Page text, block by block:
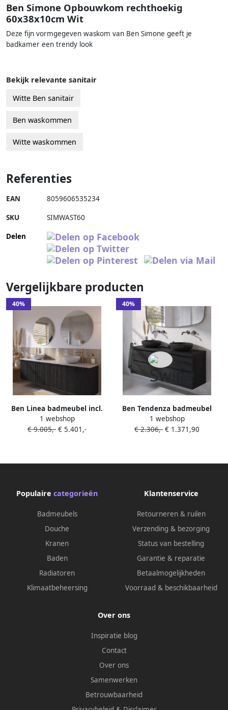
Ben Simone Opbouwkom rechthoekig
60x38x10cm Wit
Deze fijn vormgegeven waskom van Ben Simone geeft je
badkamer een trendy look
Bekijk relevante sanitair
Witte Ben sanitair
Ben waskommen
Witte waskommen
Referenties
EAN 8059606535234
SKU SIMWAST60
Delen
Vergelijkbare producten
40%
Ben Linea badmeubel incl.
mat witte solid surface
waskommen 200x45x71cm
1 webshop
€ 9.005,- € 5.401,-
40%
Ben Tendenza badmeubel
incl. harstenen zwarte RVSe
waskommen 141x46x76cm
1 webshop
€ 2.306,- € 1.371,90
Populaire categorieën
Badmeubels
Douche
Kranen
Baden
Radiatoren
Klimaatbeheersing
Klantenservice
Retourneren & ruilen
Verzending & bezorging
Status van bestelling
Garantie & reparatie
Betaalmogelijkheden
Voorraad & beschikbaarheid
Over ons
Inspiratie blog
Contact
Over ons
Samenwerken
Betrouwbaarheid